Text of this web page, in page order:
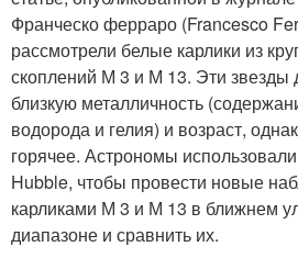
Франческо ферраро (Francesco
рассмотрели белые карлики из
скоплений М 3 и М 13. Эти звезды
близкую металличность
водорода и гелия) и возраст,
горячее. Астрономы
Hubble, чтобы провести новые
карликами М 3 и М 13 в ближнем
диапазоне и сравнить их.